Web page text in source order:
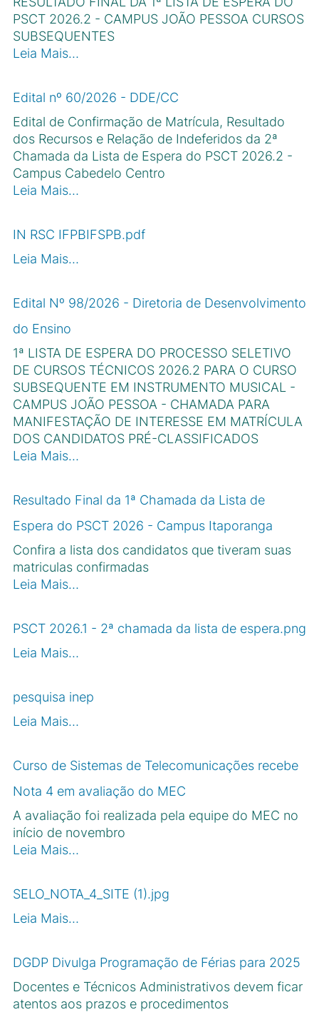
PSCT 2026.2 - CAMPUS JOÃO PESSOA CURSOS
SUBSEQUENTES
Leia Mais…
Edital nº 60/2026 - DDE/CC
Edital de Confirmação de Matrícula, Resultado
dos Recursos e Relação de Indeferidos da 2ª
Chamada da Lista de Espera do PSCT 2026.2 -
Campus Cabedelo Centro
Leia Mais…
IN RSC IFPBIFSPB.pdf
Leia Mais…
Edital Nº 98/2026 - Diretoria de Desenvolvimento
do Ensino
1ª LISTA DE ESPERA DO PROCESSO SELETIVO
DE CURSOS TÉCNICOS 2026.2 PARA O CURSO
SUBSEQUENTE EM INSTRUMENTO MUSICAL -
CAMPUS JOÃO PESSOA - CHAMADA PARA
MANIFESTAÇÃO DE INTERESSE EM MATRÍCULA
DOS CANDIDATOS PRÉ-CLASSIFICADOS
Leia Mais…
Resultado Final da 1ª Chamada da Lista de
Espera do PSCT 2026 - Campus Itaporanga
Confira a lista dos candidatos que tiveram suas
matriculas confirmadas
Leia Mais…
PSCT 2026.1 - 2ª chamada da lista de espera.png
Leia Mais…
pesquisa inep
Leia Mais…
Curso de Sistemas de Telecomunicações recebe
Nota 4 em avaliação do MEC
A avaliação foi realizada pela equipe do MEC no
início de novembro
Leia Mais…
SELO_NOTA_4_SITE (1).jpg
Leia Mais…
DGDP Divulga Programação de Férias para 2025
Docentes e Técnicos Administrativos devem ficar
atentos aos prazos e procedimentos